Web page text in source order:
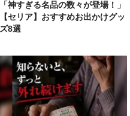
「神すぎる名品の数々が登場！」
【セリア】おすすめお出かけグッ
ズ8選